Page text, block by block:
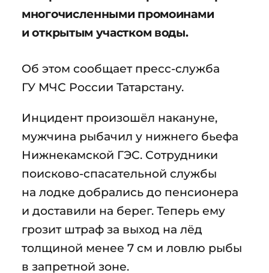
многочисленными промоинами
и открытым участком воды.
Об этом сообщает пресс-служба
ГУ МЧС России Татарстану.
Инцидент произошёл накануне,
мужчина рыбачил у нижнего бьефа
Нижнекамской ГЭС. Сотрудники
поисково-спасательной службы
на лодке добрались до пенсионера
и доставили на берег. Теперь ему
грозит штраф за выход на лёд
толщиной менее 7 см и ловлю рыбы
в запретной зоне.